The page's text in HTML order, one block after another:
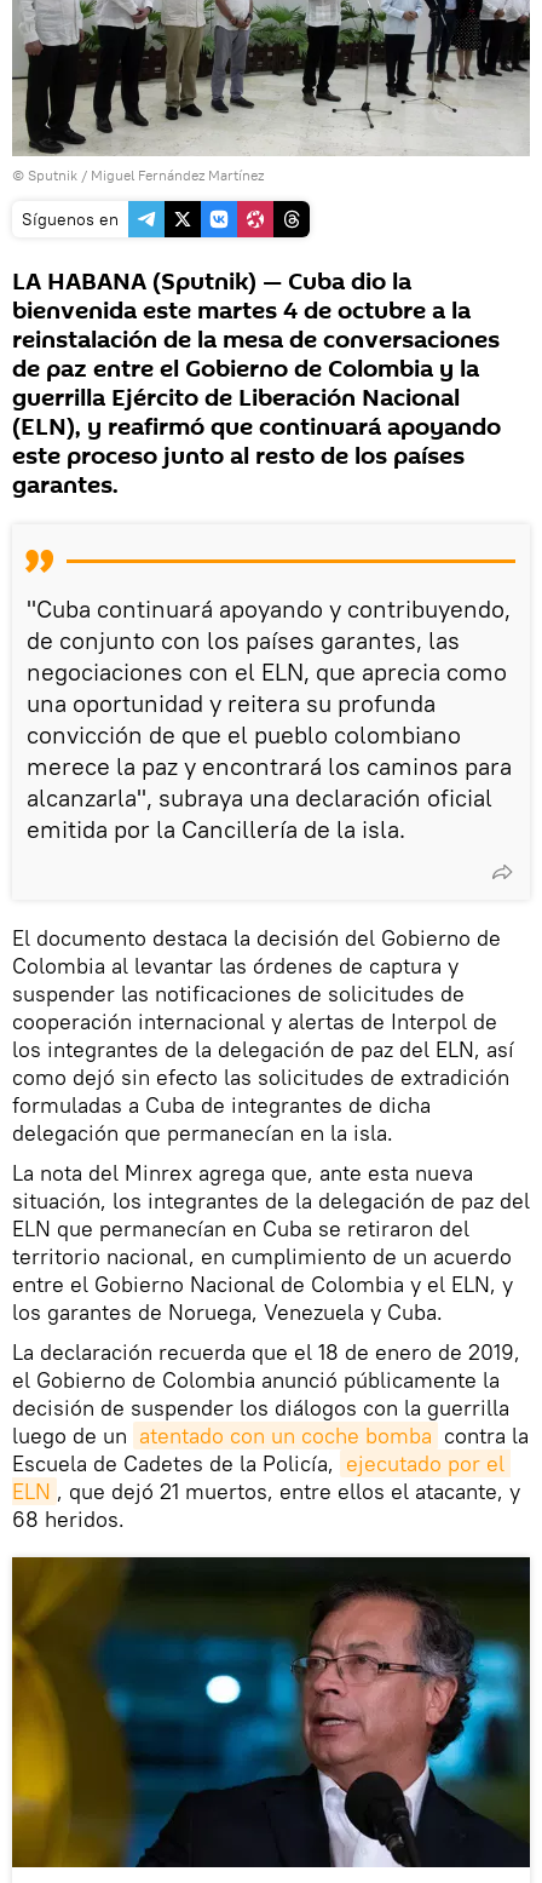
© Sputnik / Miguel Fernández Martínez
Síguenos en
LA HABANA (Sputnik) — Cuba dio la
bienvenida este martes 4 de octubre a la
reinstalación de la mesa de conversaciones
de paz entre el Gobierno de Colombia y la
guerrilla Ejército de Liberación Nacional
(ELN), y reafirmó que continuará apoyando
este proceso junto al resto de los países
garantes.
"Cuba continuará apoyando y contribuyendo,
de conjunto con los países garantes, las
negociaciones con el ELN, que aprecia como
una oportunidad y reitera su profunda
convicción de que el pueblo colombiano
merece la paz y encontrará los caminos para
alcanzarla", subraya una declaración oficial
emitida por la Cancillería de la isla.
El documento destaca la decisión del Gobierno de
Colombia al levantar las órdenes de captura y
suspender las notificaciones de solicitudes de
cooperación internacional y alertas de Interpol de
los integrantes de la delegación de paz del ELN, así
como dejó sin efecto las solicitudes de extradición
formuladas a Cuba de integrantes de dicha
delegación que permanecían en la isla.
La nota del Minrex agrega que, ante esta nueva
situación, los integrantes de la delegación de paz del
ELN que permanecían en Cuba se retiraron del
territorio nacional, en cumplimiento de un acuerdo
entre el Gobierno Nacional de Colombia y el ELN, y
los garantes de Noruega, Venezuela y Cuba.
La declaración recuerda que el 18 de enero de 2019,
el Gobierno de Colombia anunció públicamente la
decisión de suspender los diálogos con la guerrilla
luego de un atentado con un coche bomba contra la
Escuela de Cadetes de la Policía, ejecutado por el
ELN , que dejó 21 muertos, entre ellos el atacante, y
68 heridos.